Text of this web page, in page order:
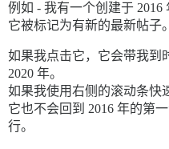
例如 - 我有一个创建于 2016
它被标记为有新的最新帖子。
如果我点击它，它会带我到
2020 年。
如果我使用右侧的滚动条快
它也不会回到 2016 年的第
行。